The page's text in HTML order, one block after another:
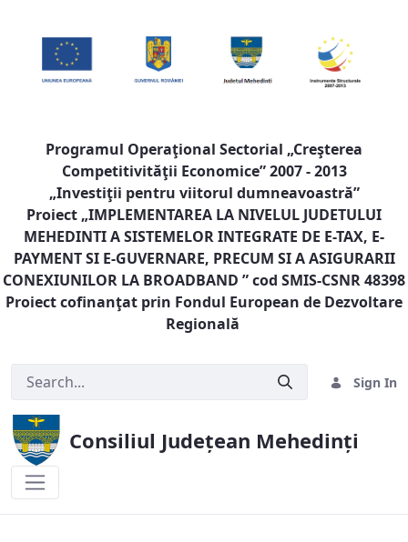
Programul Operaţional Sectorial „Creşterea
Competitivităţii Economice” 2007 - 2013
„Investiţii pentru viitorul dumneavoastră”
Proiect „IMPLEMENTAREA LA NIVELUL JUDETULUI
MEHEDINTI A SISTEMELOR INTEGRATE DE E-TAX, E-
PAYMENT SI E-GUVERNARE, PRECUM SI A ASIGURARII
CONEXIUNILOR LA BROADBAND ” cod SMIS-CSNR 48398
Proiect cofinanţat prin Fondul European de Dezvoltare
Regională
Sign In
Consiliul Județean Mehedinți